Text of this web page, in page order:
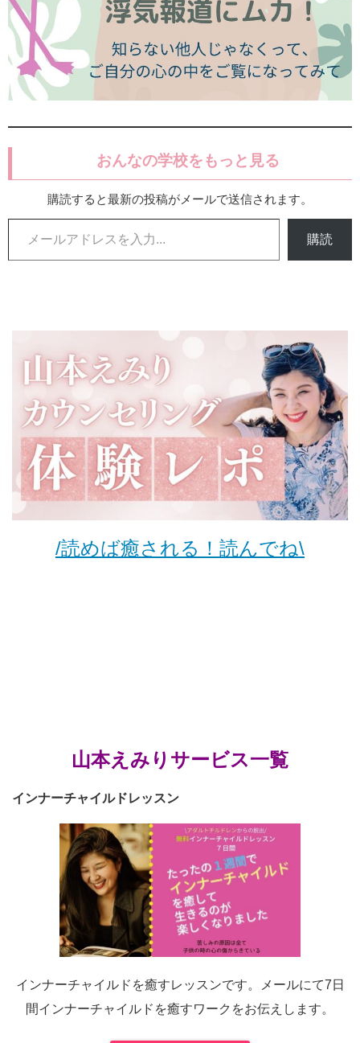
おんなの学校をもっと見る
購読すると最新の投稿がメールで送信されます。
メールアドレスを入力...
購読
/読めば癒される！読んでね\
山本えみりサービス一覧
インナーチャイルドレッスン
インナーチャイルドを癒すレッスンです。メールにて7日
間インナーチャイルドを癒すワークをお伝えします。